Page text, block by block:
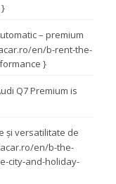
}
– premium
en/b-rent-the-
}
Q7 Premium is
și versatilitate de
en/b-the-
city-and-holiday-